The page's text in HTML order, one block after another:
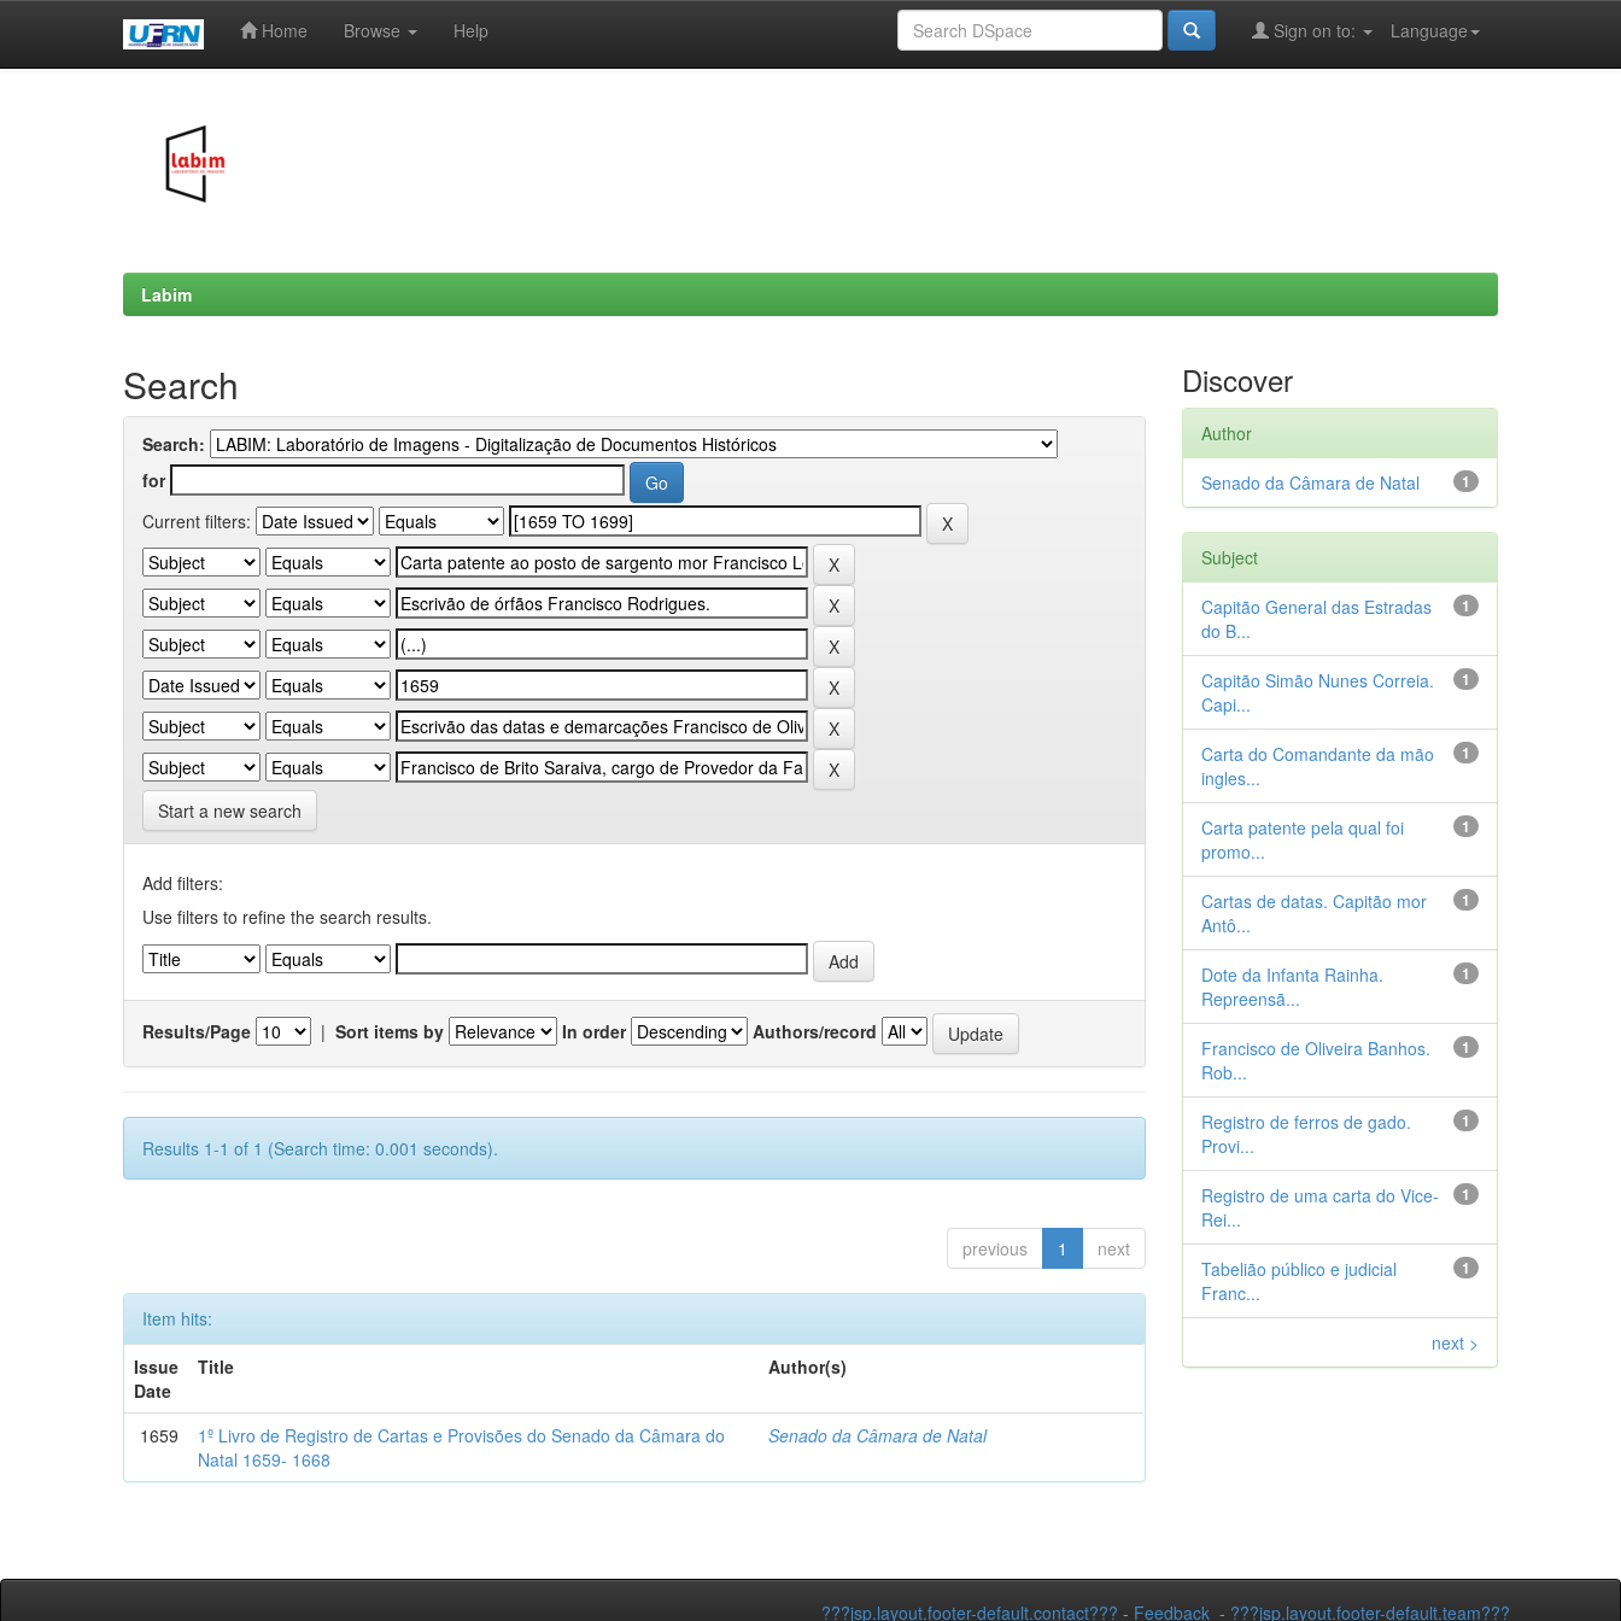
Home Browse Help Language
Sign on to:
Labim
Search
Search:
for
Current filters:
Start a new search
Add filters:
Use filters to refine the search results.
Results/Page | Sort items by In order Authors/record
Results 1-1 of 1 (Search time: 0.001 seconds).
previous 1 next
Item hits:
Issue
Date
Title Author(s)
1659
1º Livro de Registro de Cartas e Provisões do Senado da Câmara do
Natal 1659- 1668
Senado da Câmara de Natal
Discover
Author
1
Senado da Câmara de Natal
Subject
1
Capitão General das Estradas
do B...
1
Capitão Simão Nunes Correia.
Capi...
1
Carta do Comandante da mão
ingles...
1
Carta patente pela qual foi
promo...
1
Cartas de datas. Capitão mor
Antô...
1
Dote da Infanta Rainha.
Repreensã...
1
Francisco de Oliveira Banhos.
Rob...
1
Registro de ferros de gado.
Provi...
1
Registro de uma carta do Vice-
Rei...
1
Tabelião público e judicial
Franc...
next >
???jsp.layout.footer-default.contact??? - Feedback - ???jsp.layout.footer-default.team???